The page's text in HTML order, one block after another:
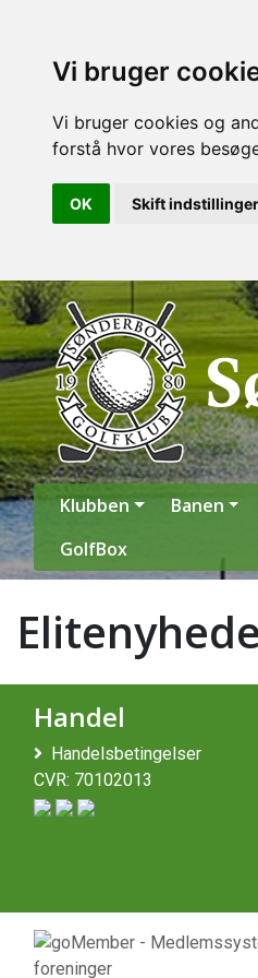
Vi bruger
Vi bruger cookies og
forstå hvor vores
OK Skift indstillinger
Klubben Banen
GolfBox
Handel
Handelsbetingelser
CVR: 70102013